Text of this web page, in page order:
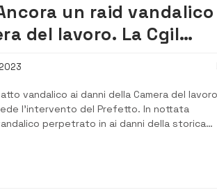
un raid vandalico
del lavoro. La Cgil
del Prefetto
vandalico ai danni della Camera del
l’intervento del Prefetto. In nottata
perpetrato in ai danni della storica
criminoso. Cresce l’apprensione e la
CGI...